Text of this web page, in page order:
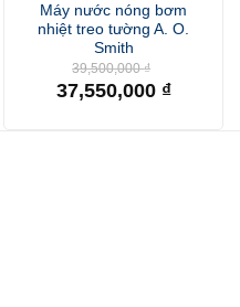
Máy nước nóng bơm
nhiệt treo tường A. O.
Smith
39,500,000₫
gốc
là:
37,550,000 ₫